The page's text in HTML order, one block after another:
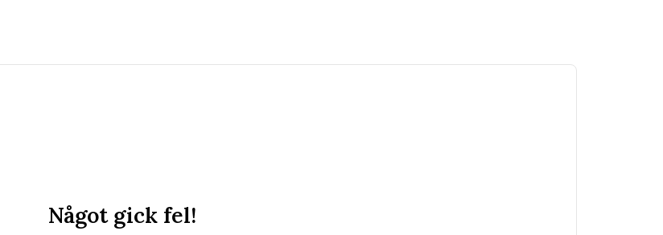
Något gick fel!